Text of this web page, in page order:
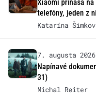
Xiaomi prináša na
telefóny, jeden z
Katarína
7. augusta 2026
Napínavé
31)
Michal Reiter